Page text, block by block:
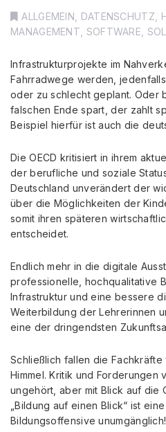
ALLGEMEIN DATENSCHUTZ
MANAGEMENT SOFTWARE
Infrastrukturprojekte im
Fahrradwege werden,
oder zu schlecht geplant. Oder
falschen Ende spart, der zahlt
Beispiel hierfür ist auch die
Die OECD kritisiert in ihrem
der berufliche und soziale
Deutschland unverändert der
über die Möglichkeiten der
somit ihren späteren
entscheidet.
Endlich mehr in die digitale
professionelle, hochqualitative
Infrastruktur und eine bessere
Weiterbildung der Lehrerinnen
eine der dringendsten
Schließlich fallen die
Himmel. Kritik und Forderungen
ungehört, aber mit Blick auf die
„Bildung auf einen Blick“ ist
Bildungsoffensive unumgänglich!